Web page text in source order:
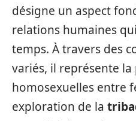
désigne un aspect
relations humaines
temps. À travers des
variés, il représente
homosexuelles entre
exploration de la